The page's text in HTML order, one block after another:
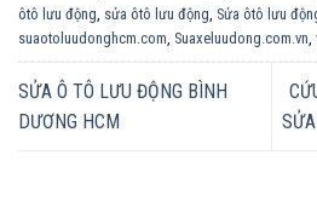
ôtô lưu động sửa ôtô lưu động Sửa ôtô lưu
suaotoluudonghcm.com Suaxeluudong.com.vn
SỬA Ô TÔ LƯU ĐỘNG BÌNH
DƯƠNG HCM